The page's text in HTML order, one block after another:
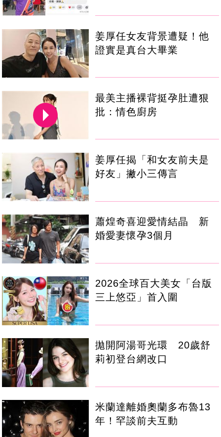
姜厚任女友背景遭疑！他
證實是真台大畢業
最美主播裸背挺孕肚遭狠
批：情色廚房
姜厚任揭「和女友前夫是
好友」撇小三傳言
蕭煌奇喜迎愛情結晶 新
婚愛妻懷孕3個月
2026全球百大美女「台版
三上悠亞」首入圍
拋開阿湯哥光環 20歲舒
莉初登台網改口
米蘭達離婚奧蘭多布魯13
年！罕談前夫互動